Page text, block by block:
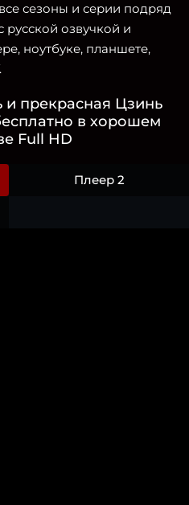
сезоны и серии подряд
озвучкой и
ноутбуке, планшете,
прекрасная Цзинь
в хорошем
Full HD
Плеер 2